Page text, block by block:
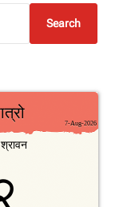
Search